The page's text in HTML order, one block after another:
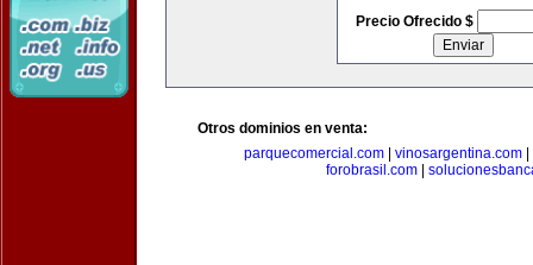
Precio Ofrecido $
Otros dominios en venta:
parquecomercial.com
vinosargentina.com
forobrasil.com|